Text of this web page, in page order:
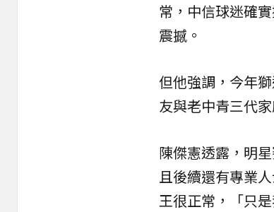
常，中信球迷確
震撼。
但他強調，今年
友與老中青三代家
陳傑憲透露，明
且後續還有專業
王很正常，「只